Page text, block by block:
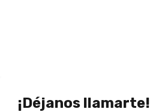
¡Déjanos llamarte!